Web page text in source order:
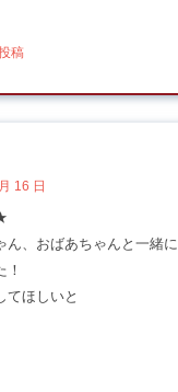
稿
16 日
ん、おばあちゃんと一緒に
！
てほしいと